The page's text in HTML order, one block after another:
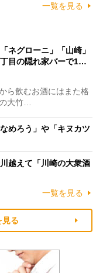
一覧を見る
ネグローニ」「山崎」
丁目の隠れ家バーで1…
ら飲むお酒にはまた格
大竹…
めろう」や「キヌカツ
越えて「川崎の大衆酒
一覧を見る
見る